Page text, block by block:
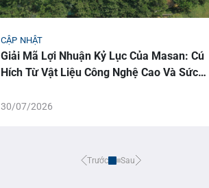
CẬP NHẬT
Giải Mã Lợi Nhuận Kỷ Lục Của Masan: Cú
Hích Từ Vật Liệu Công Nghệ Cao Và Sức
30/07/2026
Trước Sau